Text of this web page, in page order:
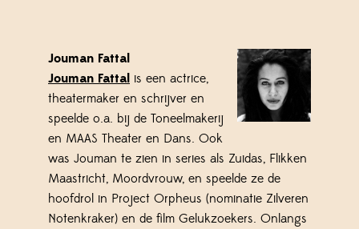
Jouman Fattal
Jouman Fattal is een actrice,
theatermaker en schrijver en
speelde o.a. bij de Toneelmakerij
en MAAS Theater en Dans. Ook
was Jouman te zien in series als Zuidas, Flikken
Maastricht, Moordvrouw, en speelde ze de
hoofdrol in Project Orpheus (nominatie Zilveren
Notenkraker) en de film Gelukzoekers. Onlangs